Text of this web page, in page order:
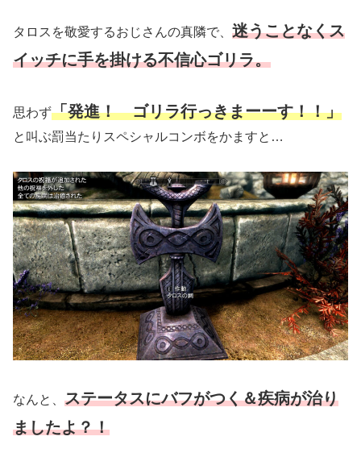
タロスを敬愛するおじさんの真隣で、 迷うことなくス
イッチに手を掛ける不信心ゴリラ。
思わず「発進！ ゴリラ行っきまーーす！！」
と叫ぶ罰当たりスペシャルコンボをかますと…
なんと、 ステータスにバフがつく＆疾病が治り
ましたよ？！